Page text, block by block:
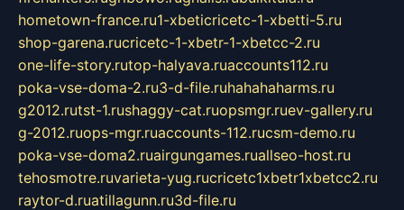
hometown-france.ru1-xbeticricetc-1-xbetti-5.ru
shop-garena.rucricetc-1-xbetr-1-xbetcc-2.ru
one-life-story.rutop-halyava.ruaccounts112.ru
poka-vse-doma-2.ru3-d-file.ruhahahaharms.ru
g2012.rutst-1.rushaggy-cat.ruopsmgr.ruev-gallery.ru
g-2012.ruops-mgr.ruaccounts-112.rucsm-demo.ru
poka-vse-doma2.ruairgungames.ruallseo-host.ru
tehosmotre.ruvarieta-yug.rucricetc1xbetr1xbetcc2.ru
raytor-d.ruatillagunn.ru3d-file.ru